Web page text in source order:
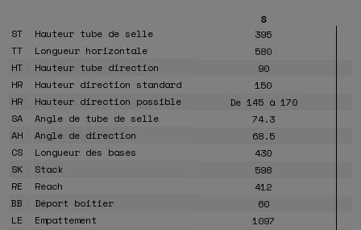
S
ST
Hauteur tube de selle
395
TT
Longueur horizontale
580
HT
Hauteur tube direction
90
HR
Hauteur direction standard
150
HR
Hauteur direction possible
De 145 à 170
SA
Angle de tube de selle
74.3
AH
Angle de direction
68.5
CS
Longueur des bases
430
SK
Stack
598
RE
Reach
412
BB
Déport boitier
60
LE
Empattement
1097